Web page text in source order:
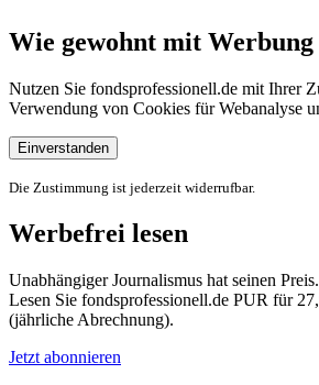
Wie gewohnt mit Werbung
Nutzen Sie fondsprofessionell.de mit Ihrer
Verwendung von Cookies für Webanalyse
Einverstanden
Die Zustimmung ist jederzeit widerrufbar.
Werbefrei lesen
Unabhängiger Journalismus hat seinen Preis.
Lesen Sie fondsprofessionell.de PUR für
(jährliche Abrechnung).
Jetzt abonnieren